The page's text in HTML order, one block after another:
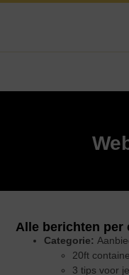
Alle berichten per
Categorie:
20ft
3 tips voor